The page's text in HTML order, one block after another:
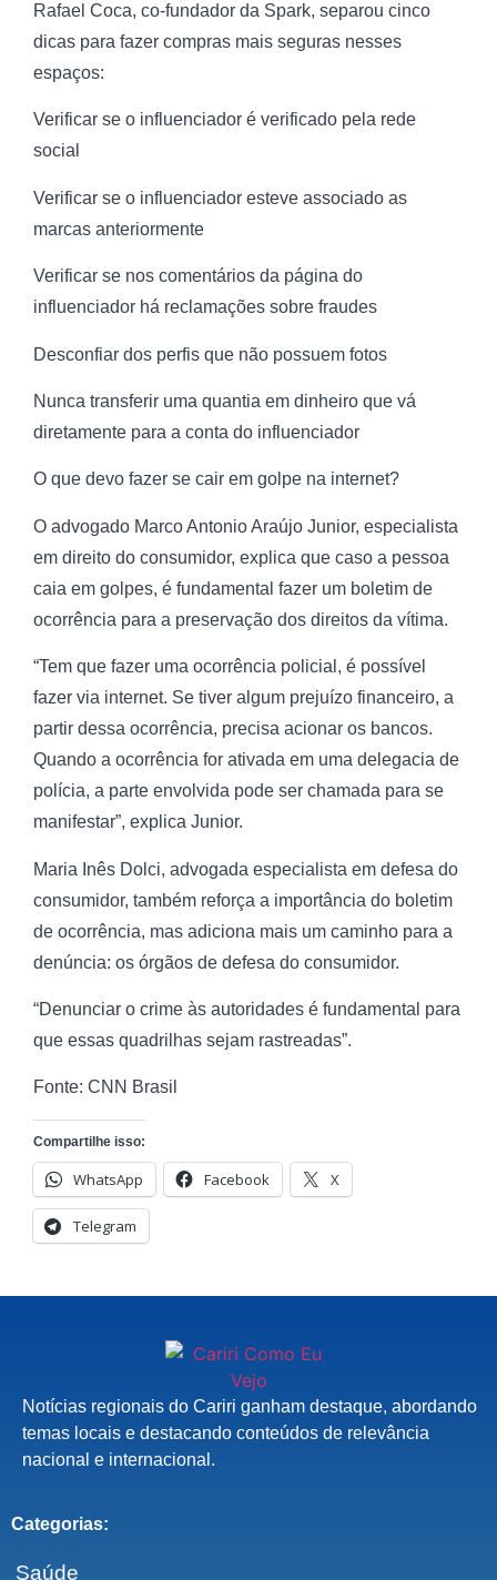
Rafael Coca, co-fundador da Spark, separou cinco
dicas para fazer compras mais seguras nesses
espaços:
Verificar se o influenciador é verificado pela rede
social
Verificar se o influenciador esteve associado as
marcas anteriormente
Verificar se nos comentários da página do
influenciador há reclamações sobre fraudes
Desconfiar dos perfis que não possuem fotos
Nunca transferir uma quantia em dinheiro que vá
diretamente para a conta do influenciador
O que devo fazer se cair em golpe na internet?
O advogado Marco Antonio Araújo Junior, especialista
em direito do consumidor, explica que caso a pessoa
caia em golpes, é fundamental fazer um boletim de
ocorrência para a preservação dos direitos da vítima.
“Tem que fazer uma ocorrência policial, é possível
fazer via internet. Se tiver algum prejuízo financeiro, a
partir dessa ocorrência, precisa acionar os bancos.
Quando a ocorrência for ativada em uma delegacia de
polícia, a parte envolvida pode ser chamada para se
manifestar”, explica Junior.
Maria Inês Dolci, advogada especialista em defesa do
consumidor, também reforça a importância do boletim
de ocorrência, mas adiciona mais um caminho para a
denúncia: os órgãos de defesa do consumidor.
“Denunciar o crime às autoridades é fundamental para
que essas quadrilhas sejam rastreadas”.
Fonte: CNN Brasil
Compartilhe isso:
WhatsApp Facebook X
Telegram
Notícias regionais do Cariri ganham destaque, abordando
temas locais e destacando conteúdos de relevância
nacional e internacional.
Categorias:
Saúde